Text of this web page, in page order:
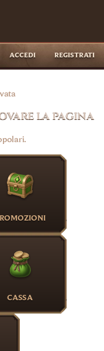
ACCEDI REGISTRATI
la pagina
CASSA